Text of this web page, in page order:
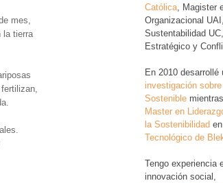
mes,
la tierra
Católica , Magister
Organizacional
Sustentabilidad
Estratégico y
En 2010 desarrollé
investigación
Sostenible
Master en
la Sostenibilidad
Tecnológico de
Tengo experiencia
innovación social,